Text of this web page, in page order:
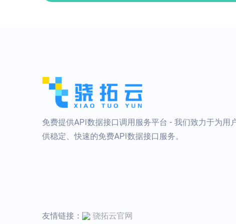
免费提供API数据接口调用服务平台 - 我们致力于为用
供稳定、快速的免费API数据接口服务。
友情链接： 骁拓云官网